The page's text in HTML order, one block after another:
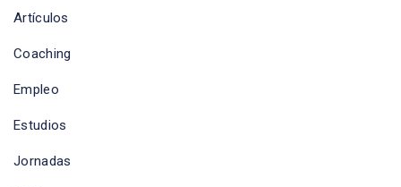
Artículos
Coaching
Empleo
Estudios
Jornadas